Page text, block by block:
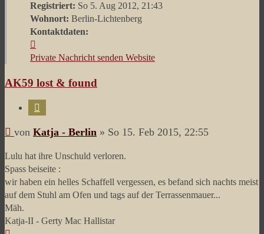
Registriert: So 5. Aug 2012, 21:43
Wohnort: Berlin-Lichtenberg
Kontaktdaten:
von
-
Private Nachricht senden Website
AK59 lost & found
Beitrag
von Katja - Berlin » So 15. Feb 2015, 22:55
Lulu hat ihre Unschuld verloren.
Spass beiseite :
wir haben ein helles Schaffell vergessen, es befand sich nachts meist
auf dem Stuhl am Ofen und tags auf der Terrassenmauer...
Mäh.
Katja-II - Gerty Mac Hallistar